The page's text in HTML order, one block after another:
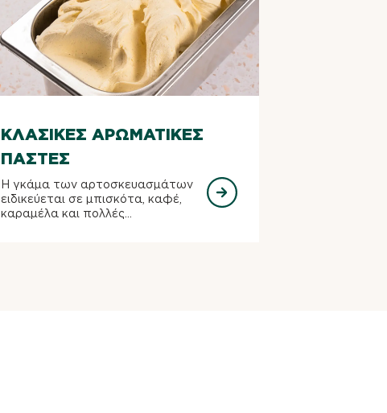
ΚΛΑΣΙΚΈΣ ΑΡΩΜΑΤΙΚΈΣ
ΠΆΣΤΕΣ
Η γκάμα των αρτοσκευασμάτων
ειδικεύεται σε μπισκότα, καφέ,
καραμέλα και πολλές...